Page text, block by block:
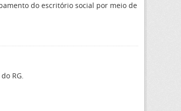
do escritório social por meio de
RG.